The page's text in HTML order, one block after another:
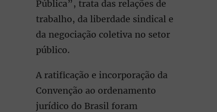
Pública”, trata das relações de
trabalho, da liberdade sindical e
da negociação coletiva no setor
público.
A ratificação e incorporação da
Convenção ao ordenamento
jurídico do Brasil foram